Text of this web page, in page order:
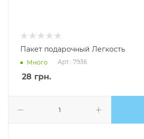
Пакет подарочный Легкость
Много Арт.: 7936
28 грн.